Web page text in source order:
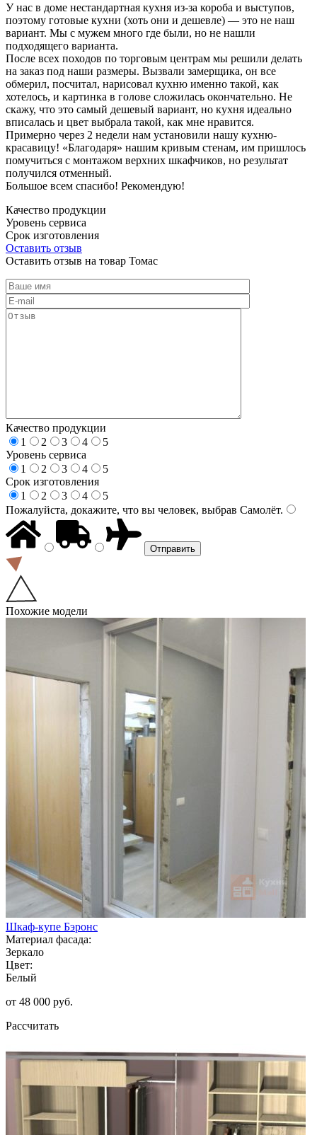
У нас в доме нестандартная кухня из-за короба и выступов,
поэтому готовые кухни (хоть они и дешевле) — это не наш
вариант. Мы с мужем много где были, но не нашли
подходящего варианта.
После всех походов по торговым центрам мы решили делать
на заказ под наши размеры. Вызвали замерщика, он все
обмерил, посчитал, нарисовал кухню именно такой, как
хотелось, и картинка в голове сложилась окончательно. Не
скажу, что это самый дешевый вариант, но кухня идеально
вписалась и цвет выбрала такой, как мне нравится.
Примерно через 2 недели нам установили нашу кухню-
красавицу! «Благодаря» нашим кривым стенам, им пришлось
помучиться с монтажом верхних шкафчиков, но результат
получился отменный.
Большое всем спасибо! Рекомендую!
Качество продукции
Уровень сервиса
Срок изготовления
Оставить отзыв
Оставить отзыв на товар Томас
Качество продукции
1
2 3 4
5
Уровень сервиса
1
2 3 4
5
Срок изготовления
1
2 3 4
5
Пожалуйста, докажите, что вы человек, выбрав Самолёт.
Похожие модели
Шкаф-купе Бэронс
Материал фасада:
Зеркало
Цвет:
Белый
от 48 000 руб.
Рассчитать